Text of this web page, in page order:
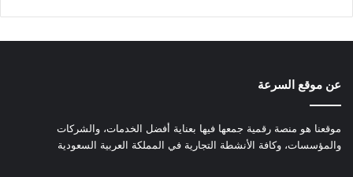
عن موقع السرعة
موقعنا هو منصة رقمية جمعها فيها بعناية أفضل الخدمات، والشركات
والمؤسسات، وكافة الأنشطة التجارية في المملكة العربية السعودية